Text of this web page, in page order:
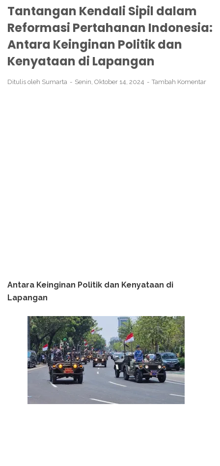
Tantangan Kendali Sipil dalam
Reformasi Pertahanan Indonesia:
Antara Keinginan Politik dan
Kenyataan di Lapangan
Ditulis oleh Sumarta Senin, Oktober 14, 2024 Tambah Komentar
Antara Keinginan Politik dan Kenyataan di
Lapangan